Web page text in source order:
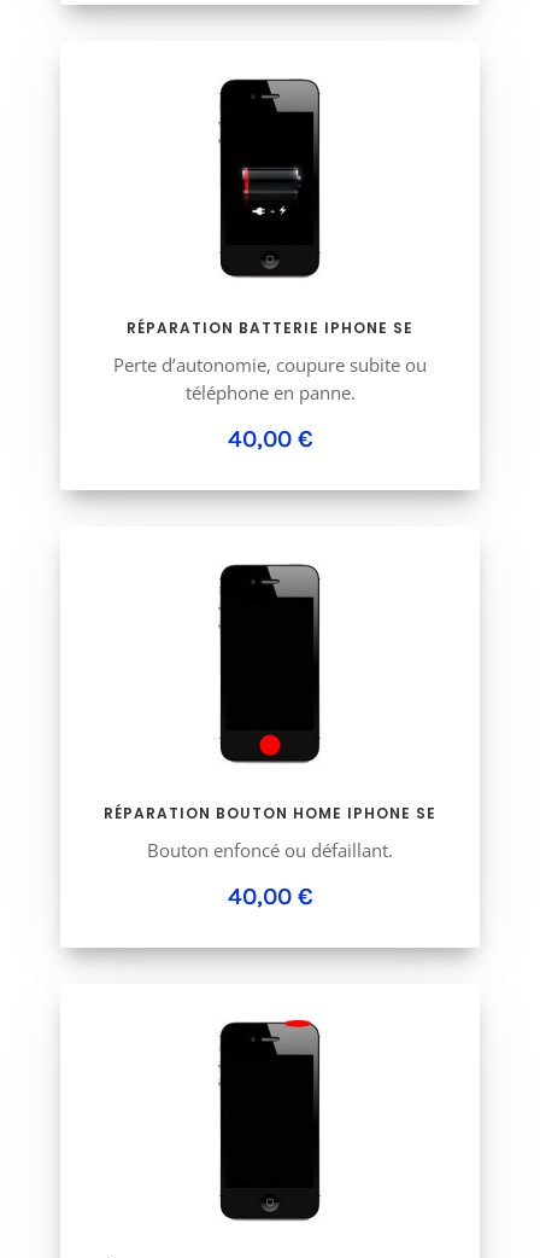
RÉPARATION BATTERIE IPHONE SE
Perte d’autonomie, coupure subite ou
téléphone en panne.
40,00 €
RÉPARATION BOUTON HOME IPHONE SE
Bouton enfoncé ou défaillant.
40,00 €